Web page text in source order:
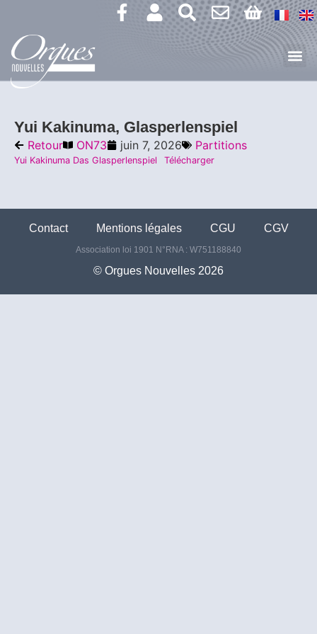
Yui Kakinuma, Glasperlenspiel
Retour ON73 juin 7, 2026 Partitions
Yui Kakinuma Das Glasperlenspiel Télécharger
©️ Orgues Nouvelles 2026
Association loi 1901 N°RNA : W751188840
Contact Mentions légales CGU CGV